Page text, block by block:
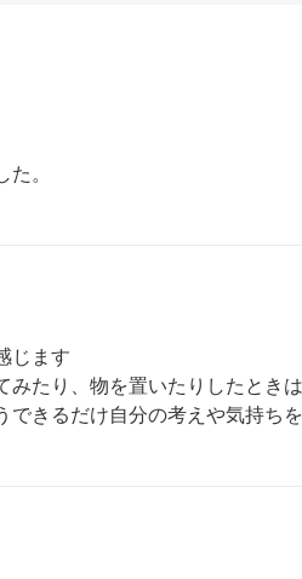
。
じます
たり、物を置いたりしたとき
できるだけ自分の考えや気持ち